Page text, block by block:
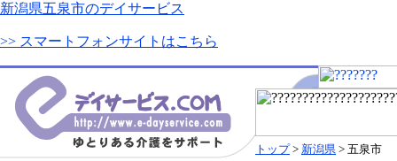
新潟県五泉市のデイサービス
>> スマートフォンサイトはこちら
トップ> 新潟県 > 五泉市